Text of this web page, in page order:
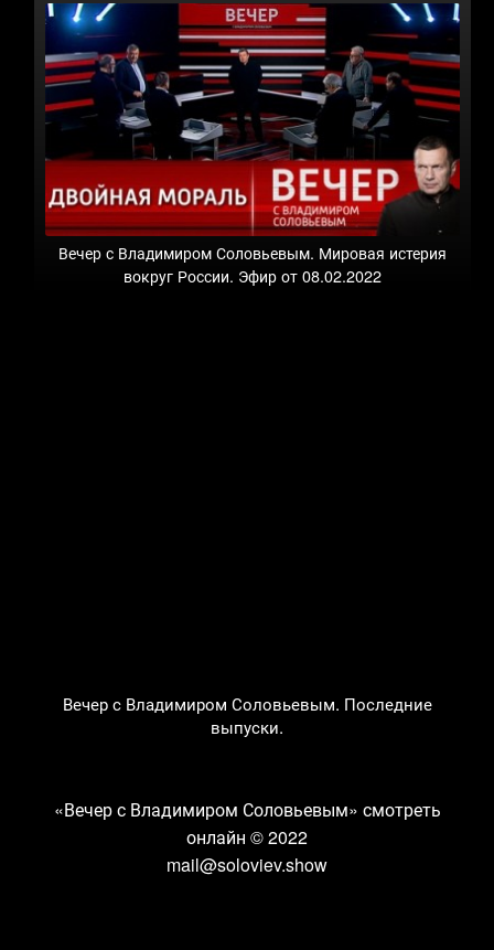
Вечер с Владимиром Соловьевым. Мировая истерия
вокруг России. Эфир от 08.02.2022
Вечер с Владимиром Соловьевым. Последние
выпуски.
«Вечер с Владимиром Соловьевым» смотреть
онлайн © 2022
mail@soloviev.show